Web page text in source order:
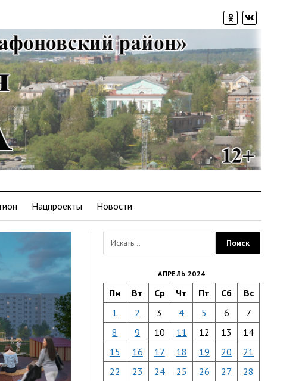
Нацпроекты Новости
АПРЕЛЬ 2024
Пн Вт Ср Чт Пт Сб Вс
1 2 3 4 5 6
7
8
9 10 11 12 13
14
15
16 17 18 19 20
21
22
23 24 25 26 27
28